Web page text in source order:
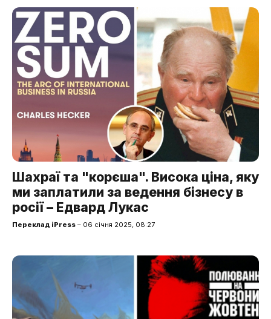
Шахраї та "корєша". Висока ціна, яку
ми заплатили за ведення бізнесу в
росії – Едвард Лукас
Переклад iPress – 06 січня 2025, 08:27